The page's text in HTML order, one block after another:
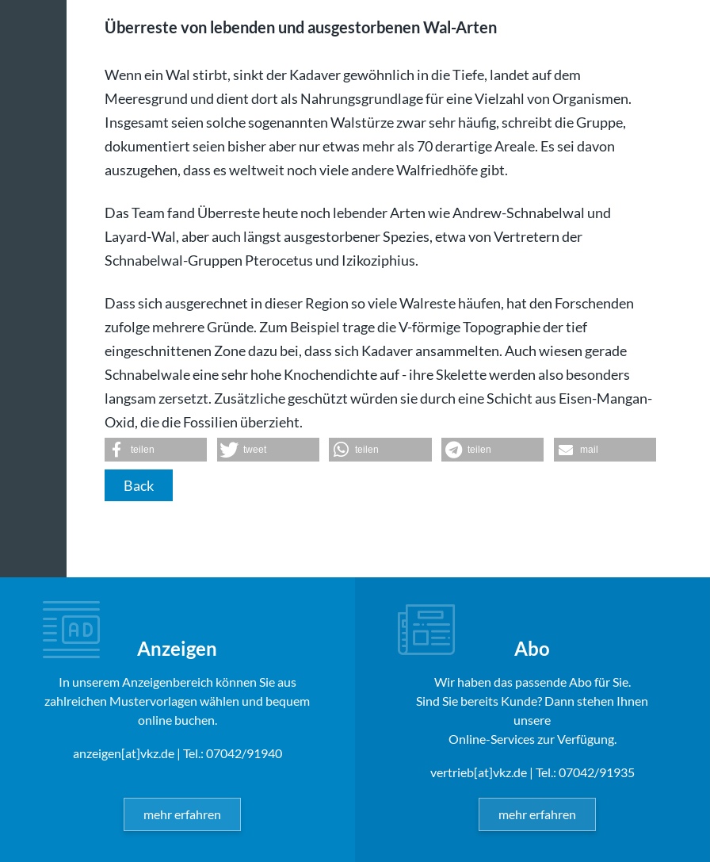
Überreste von lebenden und ausgestorbenen Wal-Arten
Wenn ein Wal stirbt, sinkt der Kadaver gewöhnlich in die Tiefe, landet auf dem
Meeresgrund und dient dort als Nahrungsgrundlage für eine Vielzahl von Organismen.
Insgesamt seien solche sogenannten Walstürze zwar sehr häufig, schreibt die Gruppe,
dokumentiert seien bisher aber nur etwas mehr als 70 derartige Areale. Es sei davon
auszugehen, dass es weltweit noch viele andere Walfriedhöfe gibt.
Das Team fand Überreste heute noch lebender Arten wie Andrew-Schnabelwal und
Layard-Wal, aber auch längst ausgestorbener Spezies, etwa von Vertretern der
Schnabelwal-Gruppen Pterocetus und Izikoziphius.
Dass sich ausgerechnet in dieser Region so viele Walreste häufen, hat den Forschenden
zufolge mehrere Gründe. Zum Beispiel trage die V-förmige Topographie der tief
eingeschnittenen Zone dazu bei, dass sich Kadaver ansammelten. Auch wiesen gerade
Schnabelwale eine sehr hohe Knochendichte auf - ihre Skelette werden also besonders
langsam zersetzt. Zusätzliche geschützt würden sie durch eine Schicht aus Eisen-Mangan-
Oxid, die die Fossilien überzieht.
teilen tweet teilen teilen mail
Back
Anzeigen
In unserem Anzeigenbereich können Sie aus
zahlreichen Mustervorlagen wählen und bequem
online buchen.
anzeigen[at]vkz.de| Tel.: 07042/91940
mehr erfahren
Abo
Wir haben das passende Abo für Sie.
Sind Sie bereits Kunde? Dann stehen Ihnen
unsere
Online-Services zur Verfügung.
vertrieb[at]vkz.de| Tel.: 07042/91935
mehr erfahren